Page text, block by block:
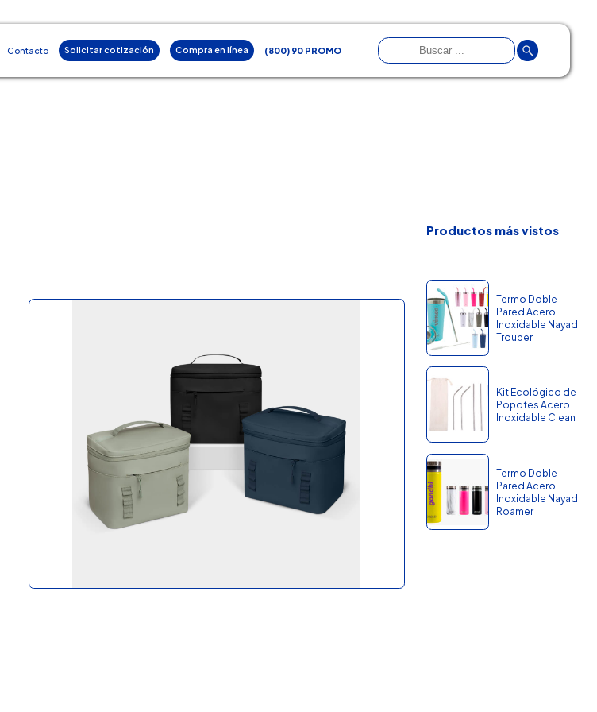
Contacto Solicitar cotización Compra en línea (800) 90 PROMO
Productos más vistos
Termo Doble
Pared Acero
Inoxidable Nayad
Trouper
Kit Ecológico de
Popotes Acero
Inoxidable Clean
Termo Doble
Pared Acero
Inoxidable Nayad
Roamer